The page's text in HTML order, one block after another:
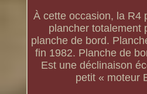
À cette occasion, la R4
plancher totalement
planche de bord.
fin 1982. Planche de
Est une déclinaison
petit « moteur